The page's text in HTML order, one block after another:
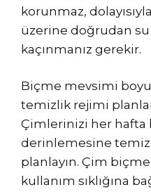
korunmaz,
üzerine doğrudan
kaçınmanız gerekir.
Biçme mevsimi
temizlik rejimi
Çimlerinizi her hafta
derinlemesine
planlayın. Çim
kullanım sıklığına